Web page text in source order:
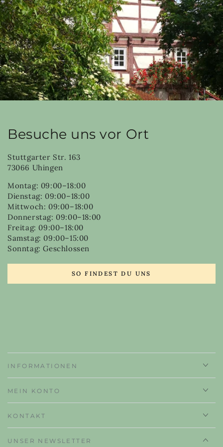
Besuche uns vor Ort
Stuttgarter Str. 163
73066 Uhingen
Montag: 09:00–18:00
Dienstag: 09:00–18:00
Mittwoch: 09:00–18:00
Donnerstag: 09:00–18:00
Freitag: 09:00–18:00
Samstag: 09:00–15:00
Sonntag: Geschlossen
SO FINDEST DU UNS
INFORMATIONEN
MEIN KONTO
KONTAKT
UNSER NEWSLETTER